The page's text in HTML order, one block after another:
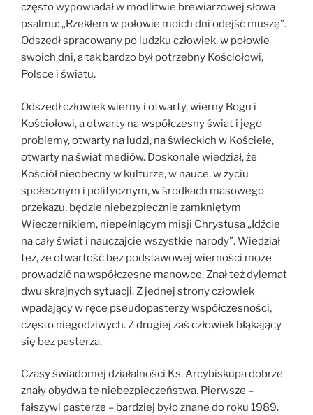
często wypowiadał w modlitwie brewiarzowej słowa
psalmu: „Rzekłem w połowie moich dni odejść muszę”.
Odszedł spracowany po ludzku człowiek, w połowie
swoich dni, a tak bardzo był potrzebny Kościołowi,
Polsce i światu.
Odszedł człowiek wierny i otwarty, wierny Bogu i
Kościołowi, a otwarty na współczesny świat i jego
problemy, otwarty na ludzi, na świeckich w Kościele,
otwarty na świat mediów. Doskonale wiedział, że
Kościół nieobecny w kulturze, w nauce, w życiu
społecznym i politycznym, w środkach masowego
przekazu, będzie niebezpiecznie zamkniętym
Wieczernikiem, niepełniącym misji Chrystusa „Idźcie
na cały świat i nauczajcie wszystkie narody”. Wiedział
też, że otwartość bez podstawowej wierności może
prowadzić na współczesne manowce. Znał też dylemat
dwu skrajnych sytuacji. Z jednej strony człowiek
wpadający w ręce pseudopasterzy współczesności,
często niegodziwych. Z drugiej zaś człowiek błąkający
się bez pasterza.
Czasy świadomej działalności Ks. Arcybiskupa dobrze
znały obydwa te niebezpieczeństwa. Pierwsze –
fałszywi pasterze – bardziej było znane do roku 1989.